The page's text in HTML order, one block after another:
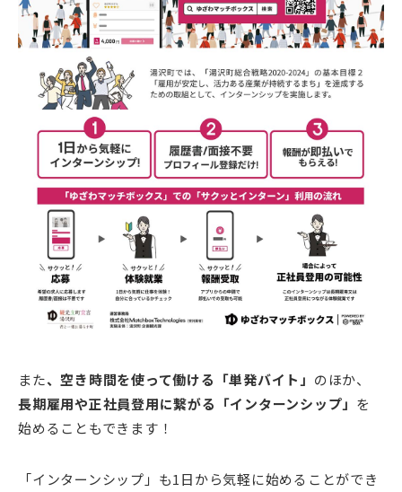
また、空き時間を使って働ける「単発バイト」 のほか、
長期雇用や正社員登用に繋がる「インターンシップ」 を
始めることもできます！
「インターンシップ」も1日から気軽に始めることができ